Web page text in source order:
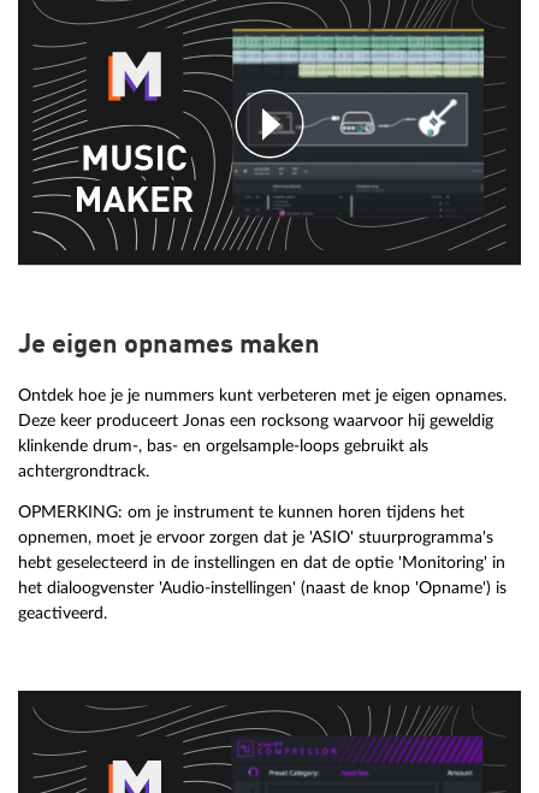
Je eigen opnames maken
Ontdek hoe je je nummers kunt verbeteren met je eigen opnames.
Deze keer produceert Jonas een rocksong waarvoor hij geweldig
klinkende drum-, bas- en orgelsample-loops gebruikt als
achtergrondtrack.
OPMERKING: om je instrument te kunnen horen tijdens het
opnemen, moet je ervoor zorgen dat je 'ASIO' stuurprogramma's
hebt geselecteerd in de instellingen en dat de optie 'Monitoring' in
het dialoogvenster 'Audio-instellingen' (naast de knop 'Opname') is
geactiveerd.